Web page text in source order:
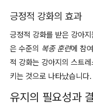
긍정적 강화의 효과
긍정적 강화를 받은 강아
은 수준의 복종 훈련에 참
적 강화는 강아지의 스트
키는 것으로 나타났습니다.
유지의 필요성과